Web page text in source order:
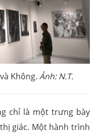
Không. Ảnh: N.T.
chỉ là một trưng bày
giác. Một hành trình